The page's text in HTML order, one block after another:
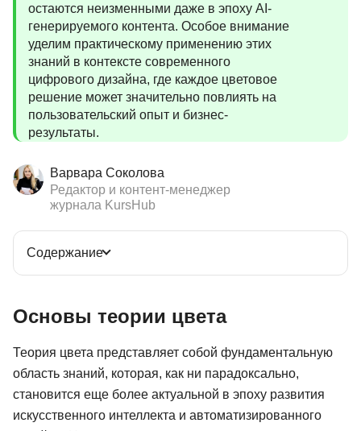
остаются неизменными даже в эпоху AI-
генерируемого контента. Особое внимание
уделим практическому применению этих
знаний в контексте современного
цифрового дизайна, где каждое цветовое
решение может значительно повлиять на
пользовательский опыт и бизнес-
результаты.
Варвара Соколова
Редактор и контент-менеджер
журнала KursHub
Содержание
Основы теории цвета
Теория цвета представляет собой фундаментальную
область знаний, которая, как ни парадоксально,
становится еще более актуальной в эпоху развития
искусственного интеллекта и автоматизированного